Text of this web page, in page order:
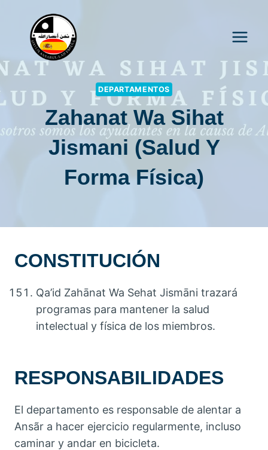
contenido
DEPARTAMENTOS
Zahanat Wa Sihat
Jismani (Salud Y
Forma Física)
CONSTITUCIÓN
Qa’id Zahānat Wa Sehat Jismāni trazará
programas para mantener la salud
intelectual y física de los miembros.
RESPONSABILIDADES
El departamento es responsable de alentar a
Ansãr a hacer ejercicio regularmente, incluso
caminar y andar en bicicleta.